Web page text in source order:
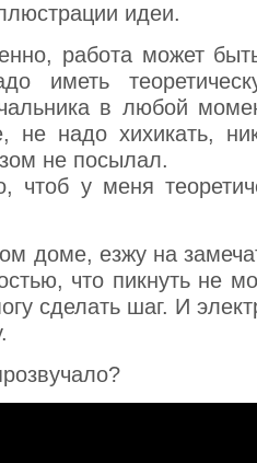
идеи.
работа может
иметь
в любой
не надо хихикать,
не посылал.
чтоб у меня
доме, езжу на
что пикнуть не
сделать шаг. И